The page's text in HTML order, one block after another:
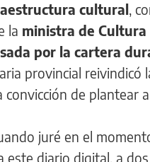
cultural,
la ministra de Cultura
por la cartera
provincial reivindicó
convicción de plantear a
juré en el
este diario digital, a